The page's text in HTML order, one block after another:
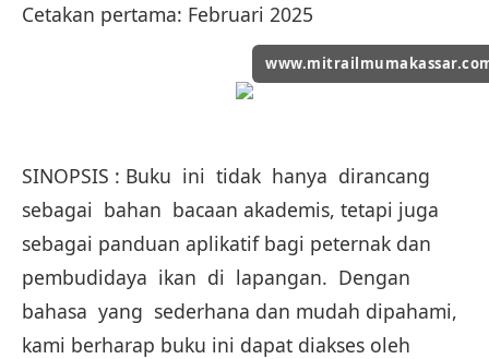
Cetakan pertama: Februari 2025
SINOPSIS : Buku ini tidak hanya dirancang
sebagai bahan bacaan akademis, tetapi juga
sebagai panduan aplikatif bagi peternak dan
pembudidaya ikan di lapangan. Dengan
bahasa yang sederhana dan mudah dipahami,
kami berharap buku ini dapat diakses oleh